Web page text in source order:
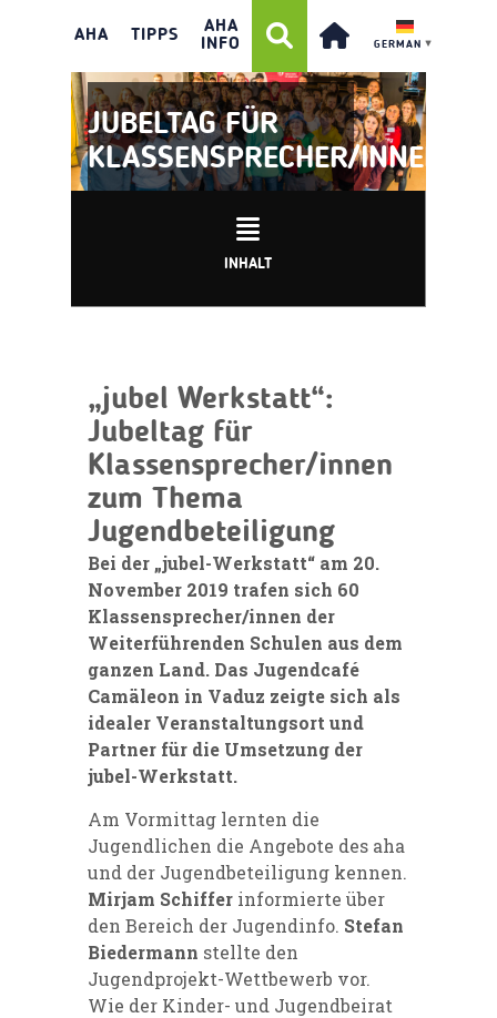
AHA TIPPS
AHA
INFO
GERMAN ▼
JUBELTAG FÜR
KLASSENSPRECHER/INNEN
INHALT
„jubel Werkstatt“:
Jubeltag für
Klassensprecher/innen
zum Thema
Jugendbeteiligung
Bei der „jubel-Werkstatt“ am 20.
November 2019 trafen sich 60
Klassensprecher/innen der
Weiterführenden Schulen aus dem
ganzen Land. Das Jugendcafé
Camäleon in Vaduz zeigte sich als
idealer Veranstaltungsort und
Partner für die Umsetzung der
jubel-Werkstatt.
Am Vormittag lernten die
Jugendlichen die Angebote des aha
und der Jugendbeteiligung kennen.
Mirjam Schiffer informierte über
den Bereich der Jugendinfo. Stefan
Biedermann stellte den
Jugendprojekt-Wettbewerb vor.
Wie der Kinder- und Jugendbeirat